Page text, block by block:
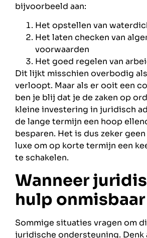
bijvoorbeeld aan:
Het opstellen van
Het laten checken van
voorwaarden
Het goed regelen van
Dit lijkt misschien overbodig
verloopt. Maar als er ooit een
ben je blij dat je de zaken op
kleine investering in juridisch
de lange termijn een hoop
besparen. Het is dus zeker
luxe om op korte termijn een
te schakelen.
Wanneer
hulp
Sommige situaties vragen om
juridische ondersteuning. Denk